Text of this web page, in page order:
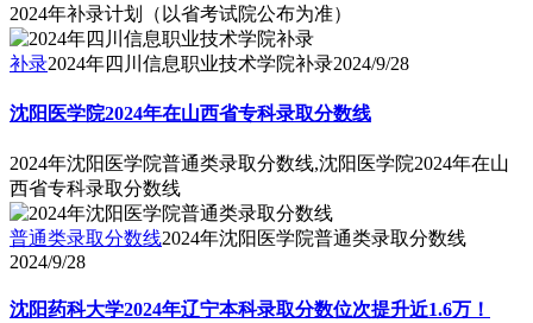
2024年补录计划（以省考试院公布为准）
补录2024年四川信息职业技术学院补录2024/9/28
沈阳医学院2024年在山西省专科录取分数线
2024年沈阳医学院普通类录取分数线,沈阳医学院2024年在山
西省专科录取分数线
普通类录取分数线2024年沈阳医学院普通类录取分数线
2024/9/28
沈阳药科大学2024年辽宁本科录取分数位次提升近1.6万！